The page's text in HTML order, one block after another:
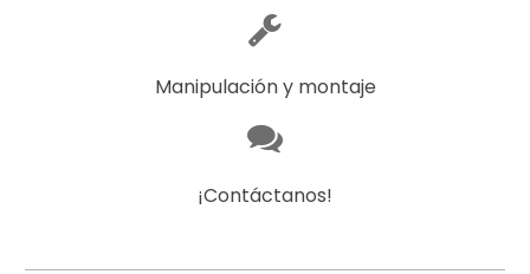
Manipulación y montaje
¡Contáctanos!